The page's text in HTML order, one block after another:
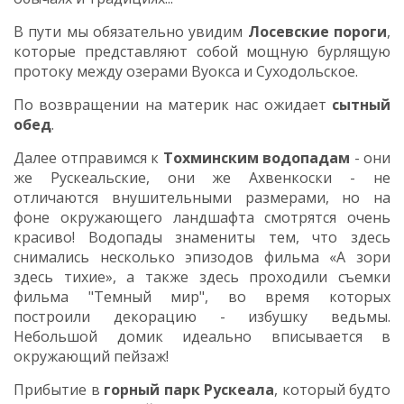
В пути мы обязательно увидим Лосевские пороги,
которые представляют собой мощную бурлящую
протоку между озерами Вуокса и Суходольское.
По возвращении на материк нас ожидает сытный
обед.
Далее отправимся к Тохминским водопадам - они
же Рускеальские, они же Ахвенкоски - не
отличаются внушительными размерами, но на
фоне окружающего ландшафта смотрятся очень
красиво! Водопады знамениты тем, что здесь
снимались несколько эпизодов фильма «А зори
здесь тихие», а также здесь проходили съемки
фильма "Темный мир", во время которых
построили декорацию - избушку ведьмы.
Небольшой домик идеально вписывается в
окружающий пейзаж!
Прибытие в горный парк Рускеала, который будто